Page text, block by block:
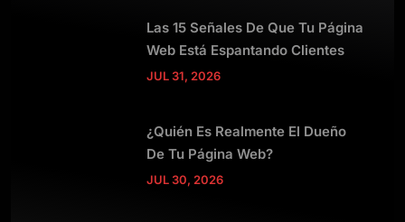
Las 15 Señales De Que Tu Página
Web Está Espantando Clientes
JUL 31, 2026
¿Quién Es Realmente El Dueño
De Tu Página Web?
JUL 30, 2026